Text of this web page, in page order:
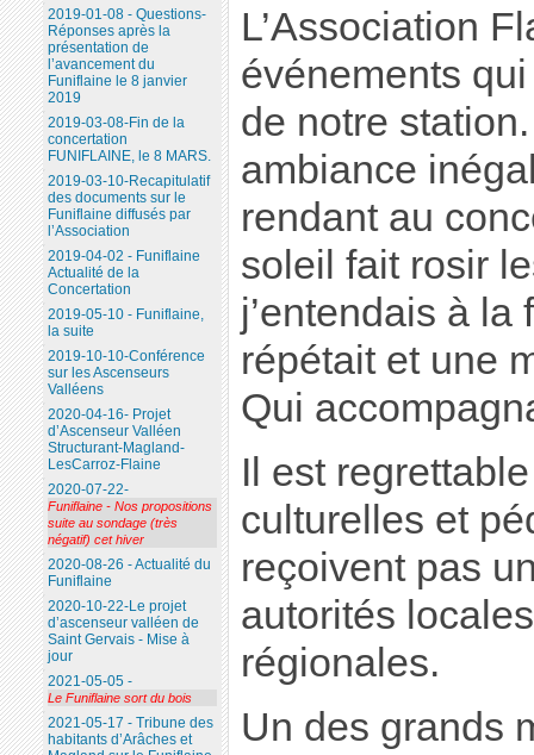
L’Association
événements
de notre
ambiance
rendant au
soleil fait rosir
j’entendais à
répétait et une
Qui
Il est
culturelles et
reçoivent pas
autorités
régionales.
Un des grands
2019-01-08 - Questions-
Réponses après la
présentation de
l’avancement du
Funiflaine le 8 janvier
2019
2019-03-08-Fin de la
concertation
FUNIFLAINE, le 8 MARS.
2019-03-10-Recapitulatif
des documents sur le
Funiflaine diffusés par
l’Association
2019-04-02 - Funiflaine
Actualité de la
Concertation
2019-05-10 - Funiflaine,
la suite
2019-10-10-Conférence
sur les Ascenseurs
Valléens
2020-04-16- Projet
d’Ascenseur Valléen
Structurant-Magland-
LesCarroz-Flaine
2020-07-22-
Funiflaine - Nos propositions
suite au sondage (très
négatif) cet hiver
2020-08-26 - Actualité du
Funiflaine
2020-10-22-Le projet
d’ascenseur valléen de
Saint Gervais - Mise à
jour
2021-05-05 -
Le Funiflaine sort du bois
2021-05-17 - Tribune des
habitants d’Arâches et